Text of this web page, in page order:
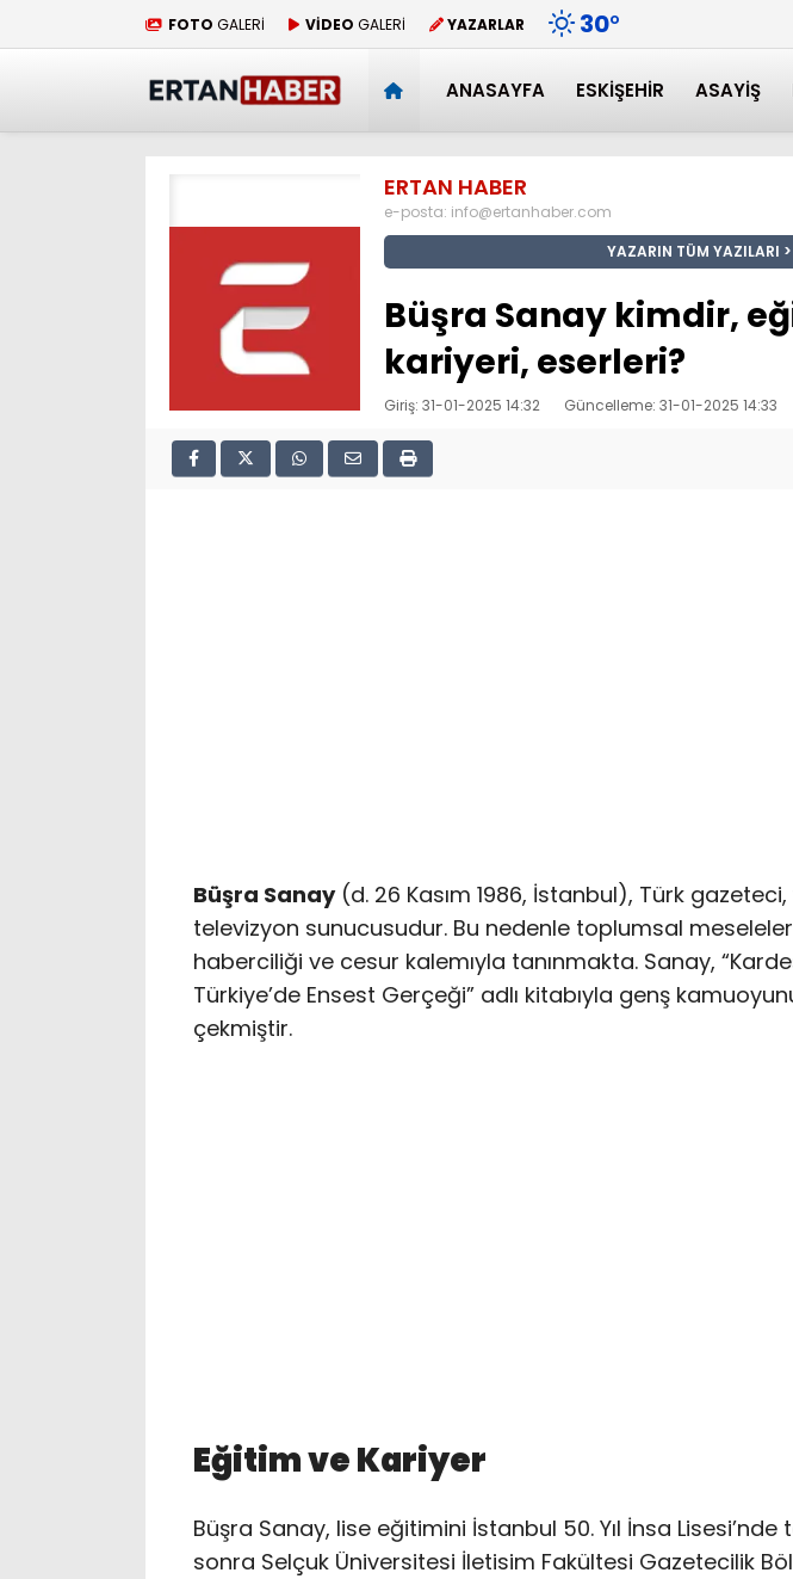
FOTO GALERİ VİDEO GALERİ YAZARLAR 30°
ANASAYFA ESKIŞEHIR ASAYIŞ
ERTAN HABER
e-posta: info@ertanhaber.com
YAZARIN TÜM YAZILARI
Büşra Sanay kimdir,
kariyeri, eserleri?
Giriş: 31-01-2025 14:32 Güncelleme: 31-01-2025 14:33
Büşra Sanay(d. 26 Kasım 1986, İstanbul), Türk
televizyon sunucusudur. Bu nedenle toplumsal
haberciliği ve cesur kalemıyla tanınmakta. Sanay,
Türkiye’de Ensest Gerçeği” adlı kitabıyla genş
çekmiştir.
Eğitim ve Kariyer
Büşra Sanay, lise eğitimini İstanbul 50. Yıl İnsa
sonra Selçuk Üniversitesi İletisim Fakültesi Gazetecilik